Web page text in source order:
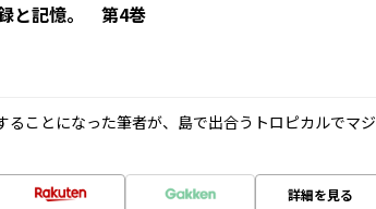
と記憶。 第4巻
ことになった筆者が、島で出合うトロピカルでマジ
詳細を見る